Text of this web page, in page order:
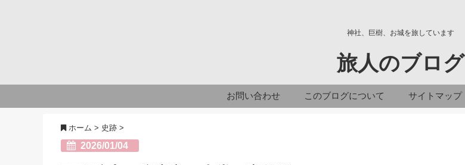
神社、巨樹、お城を旅しています
旅人のブログ
お問い合わせ このブログについて サイトマップ
ホーム > 史跡 >
2026/01/04